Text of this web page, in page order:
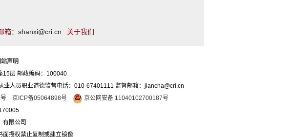
： shanxi@cri.cn 关于我们
站声明
15层 邮政编码：100040
人员职业道德监督电话：010-67401111 监督邮箱：jiancha@cri.cn
号 京ICP备05064898号
京公网安备 11040102700187号
有限公司
面授权禁止复制或建立镜像